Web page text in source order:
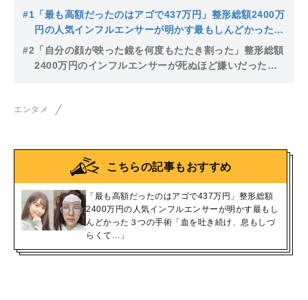
#1 「最も高額だったのはアゴで437万円」整形総額2400万
円の人気インフルエンサーが明かす最もしんどかった３
つの手術「血を吐き続け、息もしづらくて…」
#2 「自分の顔が映った鏡を何度もたたき割った」整形総額
2400万円のインフルエンサーが死ぬほど嫌いだった整
エンタメ
こちらの記事もおすすめ
「最も高額だったのはアゴで437万円」整形総額
2400万円の人気インフルエンサーが明かす最もし
んどかった３つの手術「血を吐き続け、息もしづ
らくて…」